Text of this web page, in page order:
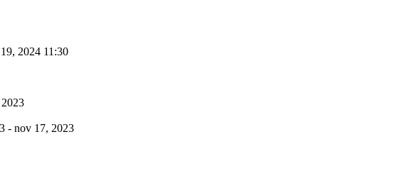
2024 11:30
- nov 17, 2023